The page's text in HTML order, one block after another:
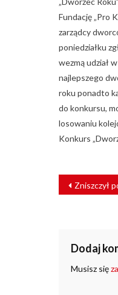
Fundację „Pro
zarządcy
poniedziałku
wezmą udział
najlepszego
roku ponadto
do konkursu,
losowaniu
Konkurs
WPISU
Zniszczył pociąg. Grafficiarz
Dodaj
Musisz się